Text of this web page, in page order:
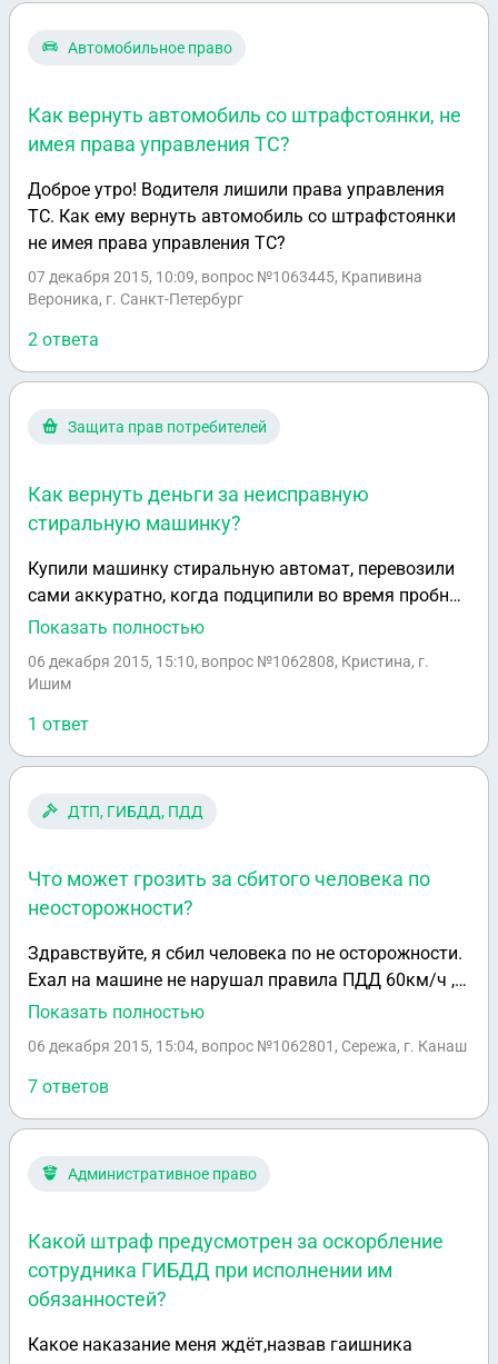
Автомобильное право
Как вернуть автомобиль со штрафстоянки, не
имея права управления ТС?
Доброе утро! Водителя лишили права управления
ТС. Как ему вернуть автомобиль со штрафстоянки
не имея права управления ТС?
07 декабря 2015, 10:09, вопрос №1063445, Крапивина
Вероника, г. Санкт-Петербург
2 ответа
Защита прав потребителей
Как вернуть деньги за неисправную
стиральную машинку?
Купили машинку стиральную автомат, перевозили
сами аккуратно, когда подципили во время пробной
стирки из неё бежит вода. Нас интересует вопрос
некачественный товар?
Показать полностью
06 декабря 2015, 15:10, вопрос №1062808, Кристина, г.
Ишим
1 ответ
ДТП, ГИБДД, ПДД
Что может грозить за сбитого человека по
неосторожности?
Здравствуйте, я сбил человека по не осторожности.
Ехал на машине не нарушал правила ПДД 60км/ч ,
ограничения 80км/ч . Ехал спокойно не торопясь, и
шла женщина пожилая, я выровнял перед машины в
кювет но зад ее задел, еще бы 30 см и не задел бы...
Права у меня есть. Был трезвый. Стажу почти 1 год.
Показать полностью
06 декабря 2015, 15:04, вопрос №1062801, Сережа, г. Канаш
7 ответов
Административное право
Какой штраф предусмотрен за оскорбление
сотрудника ГИБДД при исполнении им
обязанностей?
Какое наказание меня ждёт,назвав гаишника